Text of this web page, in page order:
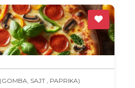
SAJT , PAPRIKA)